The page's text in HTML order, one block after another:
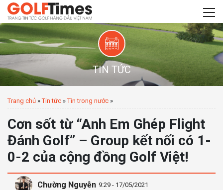
TIN TỨC
Trang chủ »Tin tức »Tin trong nước »
Cơn sốt từ “Anh Em Ghép Flight
Đánh Golf” – Group kết nối có 1-
0-2 của cộng đồng Golf Việt!
Chường Nguyễn 9:29 - 17/05/2021